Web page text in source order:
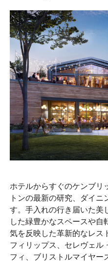
ホテルからすぐのケンブリ
トンの最新の研究、ダイ
す。手入れの行き届いた美
した緑豊かなスペースや自
気を反映した革新的なレス
フィリップス、セレヴェル
フィ、ブリストルマイヤー